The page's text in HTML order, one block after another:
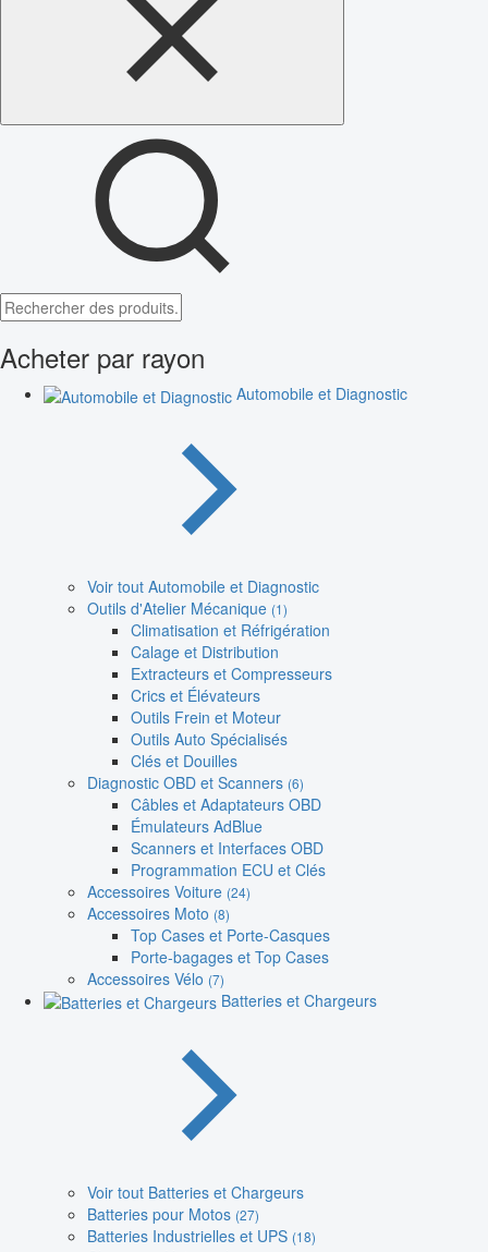
Acheter par rayon
Automobile et Diagnostic
Voir tout Automobile et Diagnostic
Outils d'Atelier Mécanique (1)
Climatisation et Réfrigération
Calage et Distribution
Extracteurs et Compresseurs
Crics et Élévateurs
Outils Frein et Moteur
Outils Auto Spécialisés
Clés et Douilles
Diagnostic OBD et Scanners (6)
Câbles et Adaptateurs OBD
Émulateurs AdBlue
Scanners et Interfaces OBD
Programmation ECU et Clés
Accessoires Voiture (24)
Accessoires Moto (8)
Top Cases et Porte-Casques
Porte-bagages et Top Cases
Accessoires Vélo (7)
Batteries et Chargeurs
Voir tout Batteries et Chargeurs
Batteries pour Motos (27)
Batteries Industrielles et UPS (18)